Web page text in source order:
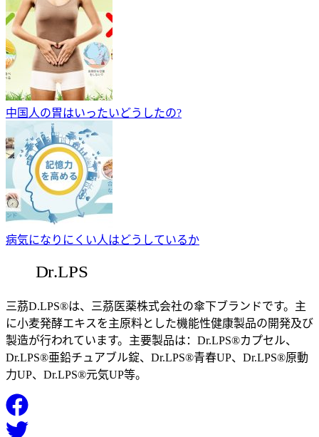
中国人の胃はいったいどうしたの?
病気になりにくい人はどうしているか
三茘D.LPS®は、三茘医薬株式会社の傘下ブランドです。主
に小麦発酵エキスを主原料とした機能性健康製品の開発及び
製造が行われています。主要製品は：Dr.LPS®カプセル、
Dr.LPS®亜鉛チュアブル錠、Dr.LPS®青春UP、Dr.LPS®原動
力UP、Dr.LPS®元気UP等。